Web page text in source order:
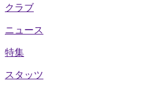
クラブ
ニュース
特集
スタッツ